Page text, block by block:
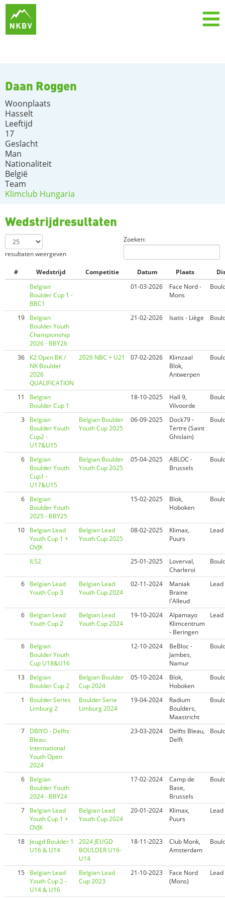
Daan Roggen
Woonplaats
Hasselt
Leeftijd
17
Geslacht
Man
Nationaliteit
België
Team
Klimclub Hungaria
Wedstrijdresultaten
resultaten weergeven
Zoeken:
# Wedstrijd Competitie Datum Plaats
Belgian
Boulder Cup 1 -
BBC1
01-03-2026
Face Nord -
Mons
19
Belgian
Boulder Youth
Championship
2026 - BBY26
21-02-2026 Isatis - Liège
36
K2 Open BK /
NK Boulder
2026
QUALIFICATION
2026 NBC + U21 07-02-2026
Klimzaal
Blok,
Antwerpen
11
Belgian
Boulder Cup 1
18-10-2025
Hall 9,
Vilvoorde
3
Belgian
Boulder Youth
Cup2 -
U17&U15
Belgian Boulder
Youth Cup 2025
06-09-2025
Dock79 -
Tertre (Saint
Ghislain)
6
Belgian
Boulder Youth
Cup1 -
U17&U15
Belgian Boulder
Youth Cup 2025
05-04-2025
ABLOC -
Brussels
6
Belgian
Boulder Youth
2025 - BBY25
15-02-2025
Blok,
Hoboken
10
Belgian Lead
Youth Cup 1 +
OVJK
Belgian Lead
Youth Cup 2025
08-02-2025
Klimax,
Puurs
Lead
ILS2 25-01-2025
Loverval,
Charleroi
6
Belgian Lead
Youth Cup 3
Belgian Lead
Youth Cup 2024
02-11-2024
Maniak
Braine
l'Alleud
Lead
6
Belgian Lead
Youth Cup 2
Belgian Lead
Youth Cup 2024
19-10-2024
Alpamayo
Klimcentrum
- Beringen
Lead
6
Belgian
Boulder Youth
Cup U18&U16
12-10-2024
BeBloc -
Jambes,
Namur
13
Belgian
Boulder Cup 2
Belgian Boulder
Cup 2024
05-10-2024
Blok,
Hoboken
1
Boulder Series
Limburg 2
Boulder Serie
Limburg 2024
19-04-2024
Radium
Boulders,
Maastricht
7
DBIYO - Delfts
Bleau
International
Youth Open
2024
23-03-2024
Delfts Bleau,
Delft
6
Belgian
Boulder Youth
2024 - BBY24
17-02-2024
Camp de
Base,
Brussels
7
Belgian Lead
Youth Cup 1 +
OVJK
Belgian Lead
Youth Cup 2024
20-01-2024
Klimax,
Puurs
Lead
18
Jeugd Boulder 1
U16 & U14
2024 JEUGD
BOULDER U16-
U14
18-11-2023
Club Monk,
Amsterdam
15
Belgian Lead
Youth Cup 2 -
U14 & U16
Belgian Lead
Cup 2023
21-10-2023
Face Nord
(Mons)
Lead